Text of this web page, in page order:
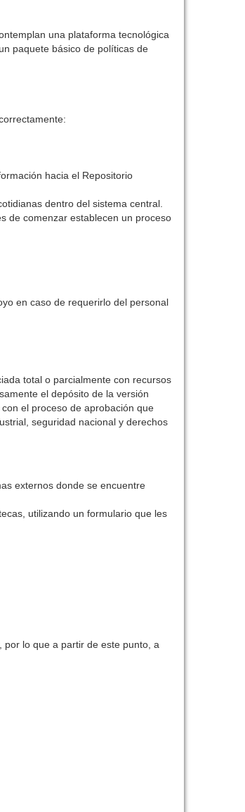
una plataforma tecnológica
paquete básico de políticas de
hacia el Repositorio
dentro del sistema central.
de comenzar establecen un proceso
en caso de requerirlo del personal
total o parcialmente con recursos
el depósito de la versión
el proceso de aprobación que
seguridad nacional y derechos
externos donde se encuentre
utilizando un formulario que les
lo que a partir de este punto, a